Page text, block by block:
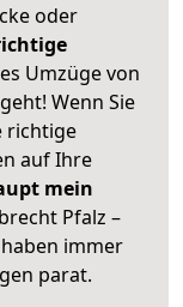
oder
Umzüge von
Wenn Sie
richtige
auf Ihre
mein
Pfalz –
immer
parat.